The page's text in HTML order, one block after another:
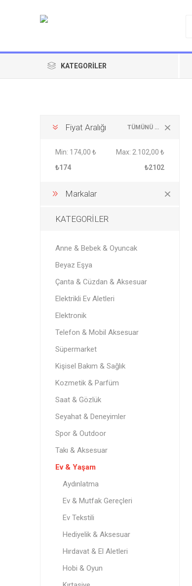
KATEGORILER
TÜMÜNÜ TEMIZLE
Fiyat Aralığı
Min: 174,00 ₺ Max: 2.102,00 ₺
₺174
₺2102
Markalar
KATEGORİLER
Anne & Bebek & Oyuncak
Beyaz Eşya
Çanta & Cüzdan & Aksesuar
Elektrikli Ev Aletleri
Elektronik
Telefon & Mobil Aksesuar
Süpermarket
Kişisel Bakım & Sağlık
Kozmetik & Parfüm
Saat & Gözlük
Seyahat & Deneyimler
Spor & Outdoor
Takı & Aksesuar
Ev & Yaşam
Aydınlatma
Ev & Mutfak Gereçleri
Ev Tekstili
Hediyelik & Aksesuar
Hırdavat & El Aletleri
Hobi & Oyun